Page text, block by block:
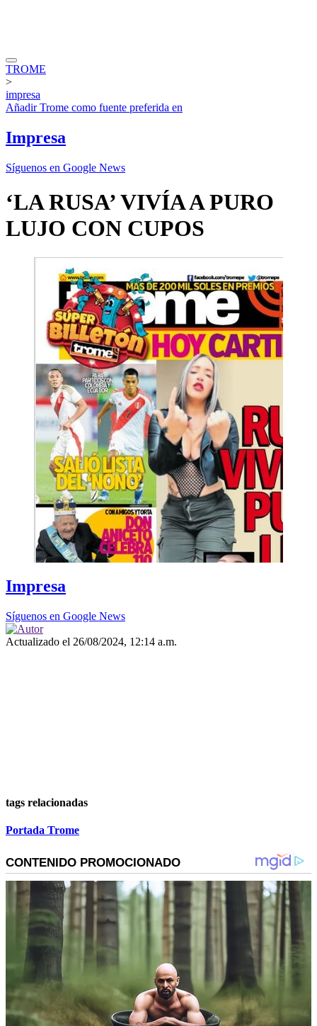
TROME
>
impresa
AñadirTrome como fuente preferida en
Impresa
Síguenos en Google News
‘LA RUSA’ VIVÍA A PURO
LUJO CON CUPOS
Impresa
Síguenos en Google News
Actualizado el 26/08/2024, 12:14 a.m.
tags relacionadas
Portada Trome